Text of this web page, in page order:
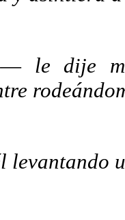
le dije